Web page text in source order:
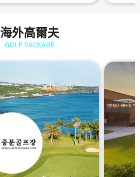
海外高爾夫
GOLF PACKAGE